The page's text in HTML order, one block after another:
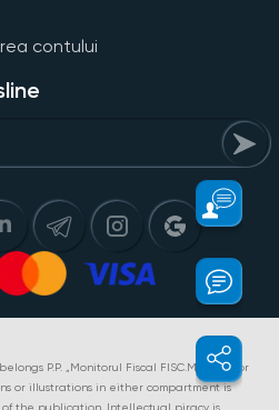
contului
P.P. „Monitorul Fiscal FISC.MD”. Full or
or illustrations in either compartment is